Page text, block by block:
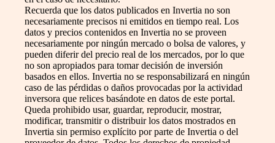
Recuerda que los datos publicados en Invertia no son
necesariamente precisos ni emitidos en tiempo real. Los
datos y precios contenidos en Invertia no se proveen
necesariamente por ningún mercado o bolsa de valores, y
pueden diferir del precio real de los mercados, por lo que
no son apropiados para tomar decisión de inversión
basados en ellos. Invertia no se responsabilizará en ningún
caso de las pérdidas o daños provocadas por la actividad
inversora que relices basándote en datos de este portal.
Queda prohibido usar, guardar, reproducir, mostrar,
modificar, transmitir o distribuir los datos mostrados en
Invertia sin permiso explícito por parte de Invertia o del